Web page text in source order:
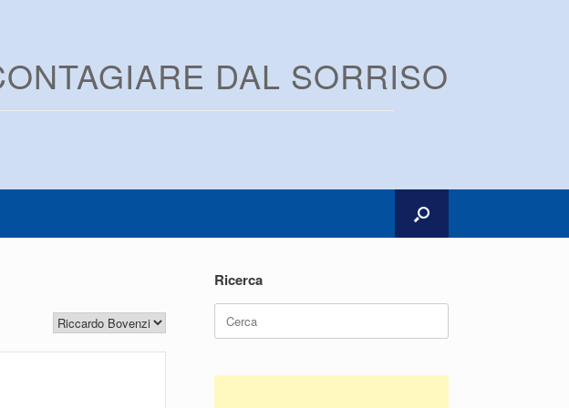
DAL SORRISO
Ricerca
Ricerca
per: